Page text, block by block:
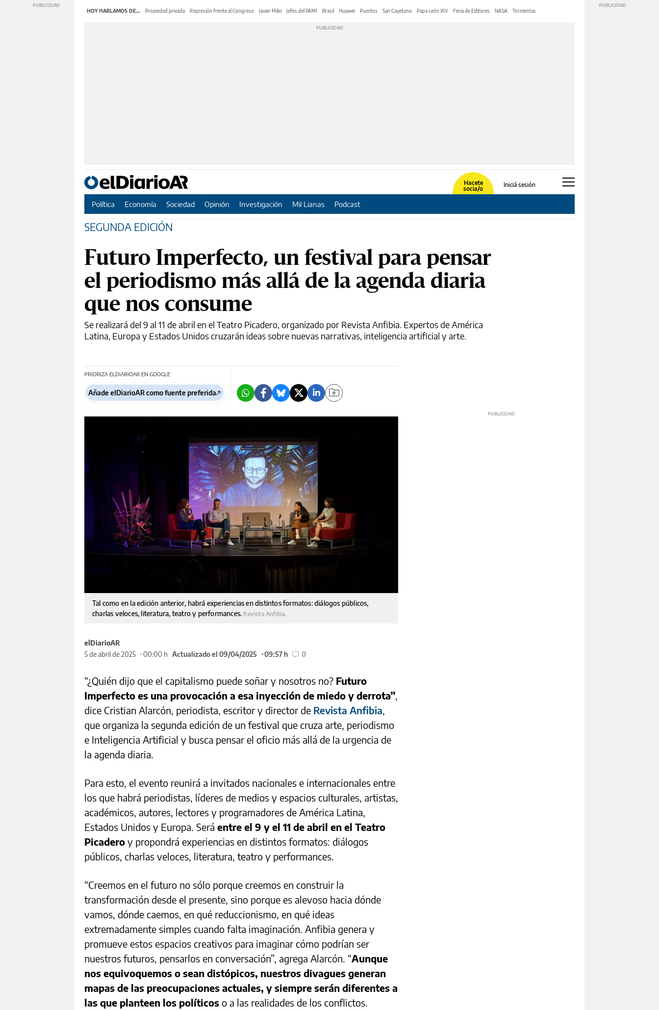
HOY HABLAMOS DE... Propiedad privada Represión frente al Congreso Javier Milei Jefes del PAMI Brasil Huawei Puertos San Cayetano Papa León XIV Feria de Editores NASA Tormentas
Hacete
socia/o
Iniciá sesión
Política Economía Sociedad Opinión Investigación Mil Lianas Podcast
SEGUNDA EDICIÓN
Futuro Imperfecto, un festival para pensar
el periodismo más allá de la agenda diaria
que nos consume
Se realizará del 9 al 11 de abril en el Teatro Picadero, organizado por Revista Anfibia. Expertos de América
Latina, Europa y Estados Unidos cruzarán ideas sobre nuevas narrativas, inteligencia artificial y arte.
PRIORIZA ELDIARIOAR EN GOOGLE
Añade elDiarioAR como fuente preferida
Tal como en la edición anterior, habrá experiencias en distintos formatos: diálogos públicos,
charlas veloces, literatura, teatro y performances. Revista Anfibia.
elDiarioAR
5 de abril de 2025
00:00 h Actualizado el 09/04/2025 09:57 h 0
“¿Quién dijo que el capitalismo puede soñar y nosotros no? Futuro
Imperfecto es una provocación a esa inyección de miedo y derrota”,
dice Cristian Alarcón, periodista, escritor y director de Revista Anfibia,
que organiza la segunda edición de un festival que cruza arte, periodismo
e Inteligencia Artificial y busca pensar el oficio más allá de la urgencia de
la agenda diaria.
Para esto, el evento reunirá a invitados nacionales e internacionales entre
los que habrá periodistas, líderes de medios y espacios culturales, artistas,
académicos, autores, lectores y programadores de América Latina,
Estados Unidos y Europa. Será entre el 9 y el 11 de abril en el Teatro
Picadero y propondrá experiencias en distintos formatos: diálogos
públicos, charlas veloces, literatura, teatro y performances.
“Creemos en el futuro no sólo porque creemos en construir la
transformación desde el presente, sino porque es alevoso hacia dónde
vamos, dónde caemos, en qué reduccionismo, en qué ideas
extremadamente simples cuando falta imaginación. Anfibia genera y
promueve estos espacios creativos para imaginar cómo podrían ser
nuestros futuros, pensarlos en conversación”, agrega Alarcón. “Aunque
nos equivoquemos o sean distópicos, nuestros divagues generan
mapas de las preocupaciones actuales, y siempre serán diferentes a
las que planteen los políticos o a las realidades de los conflictos.